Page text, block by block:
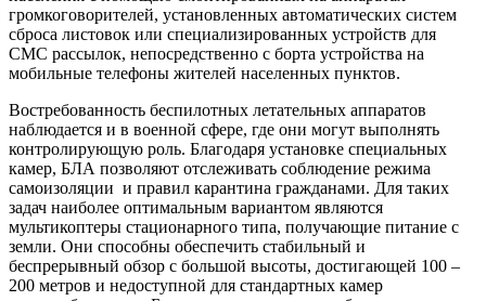
громкоговорителей, установленных автоматических систем
сброса листовок или специализированных устройств для
СМС рассылок, непосредственно с борта устройства на
мобильные телефоны жителей населенных пунктов.
Востребованность беспилотных летательных аппаратов
наблюдается и в военной сфере, где они могут выполнять
контролирующую роль. Благодаря установке специальных
камер, БЛА позволяют отслеживать соблюдение режима
самоизоляции и правил карантина гражданами. Для таких
задач наиболее оптимальным вариантом являются
мультикоптеры стационарного типа, получающие питание с
земли. Они способны обеспечить стабильный и
беспрерывный обзор с большой высоты, достигающей 100 –
200 метров и недоступной для стандартных камер